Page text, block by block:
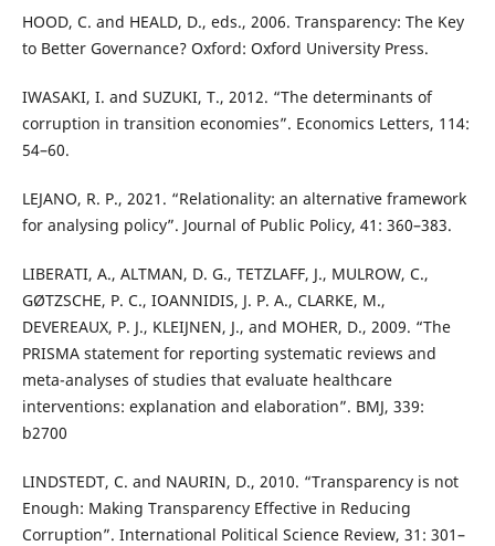
HOOD, C. and HEALD, D., eds., 2006. Transparency: The Key
to Better Governance? Oxford: Oxford University Press.
IWASAKI, I. and SUZUKI, T., 2012. “The determinants of
corruption in transition economies”. Economics Letters, 114:
54–60.
LEJANO, R. P., 2021. “Relationality: an alternative framework
for analysing policy”. Journal of Public Policy, 41: 360–383.
LIBERATI, A., ALTMAN, D. G., TETZLAFF, J., MULROW, C.,
GØTZSCHE, P. C., IOANNIDIS, J. P. A., CLARKE, M.,
DEVEREAUX, P. J., KLEIJNEN, J., and MOHER, D., 2009. “The
PRISMA statement for reporting systematic reviews and
meta-analyses of studies that evaluate healthcare
interventions: explanation and elaboration”. BMJ, 339:
b2700
LINDSTEDT, C. and NAURIN, D., 2010. “Transparency is not
Enough: Making Transparency Effective in Reducing
Corruption”. International Political Science Review, 31: 301–